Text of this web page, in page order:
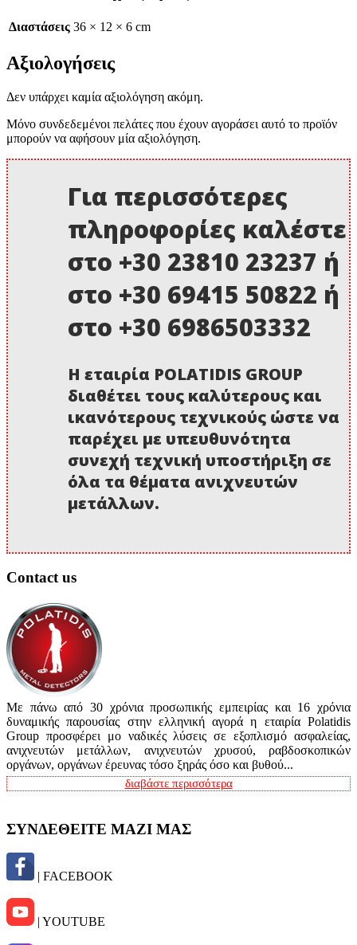
Διαστάσεις 36 × 12 × 6 cm
Αξιολογήσεις
Δεν υπάρχει καμία αξιολόγηση ακόμη.
Μόνο συνδεδεμένοι πελάτες που έχουν αγοράσει αυτό το προϊόν
μπορούν να αφήσουν μία αξιολόγηση.
Για περισσότερες
πληροφορίες καλέστε
στο +30 23810 23237 ή
στο +30 69415 50822 ή
στο +30 6986503332
Η εταιρία POLATIDIS GROUP
διαθέτει τους καλύτερους και
ικανότερους τεχνικούς ώστε να
παρέχει με υπευθυνότητα
συνεχή τεχνική υποστήριξη σε
όλα τα θέματα ανιχνευτών
μετάλλων.
Contact us
Με πάνω από 30 χρόνια προσωπικής εμπειρίας και 16 χρόνια
δυναμικής παρουσίας στην ελληνική αγορά η εταιρία Polatidis
Group προσφέρει μο ναδικές λύσεις σε εξοπλισμό ασφαλείας,
ανιχνευτών μετάλλων, ανιχνευτών χρυσού, ραβδοσκοπικών
οργάνων, οργάνων έρευνας τόσο ξηράς όσο και βυθού...
διαβάστε περισσότερα
ΣΥΝΔΕΘΕΙΤΕ ΜΑΖΙ ΜΑΣ
| FACEBOOK
| YOUTUBE